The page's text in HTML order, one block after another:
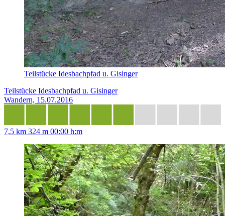
Teilstücke Idesbachpfad u. Gisinger
Teilstücke Idesbachpfad u. Gisinger
Wandern, 15.07.2016
7,5 km 324 m 00:00 h:m